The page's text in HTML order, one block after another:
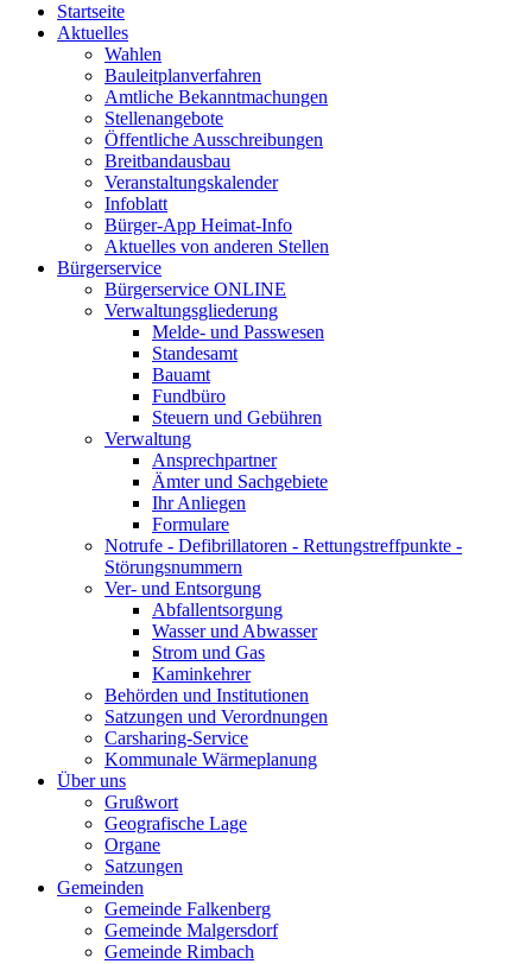
Startseite
Aktuelles
Wahlen
Bauleitplanverfahren
Amtliche Bekanntmachungen
Stellenangebote
Öffentliche Ausschreibungen
Breitbandausbau
Veranstaltungskalender
Infoblatt
Bürger-App Heimat-Info
Aktuelles von anderen Stellen
Bürgerservice
Bürgerservice ONLINE
Verwaltungsgliederung
Melde- und Passwesen
Standesamt
Bauamt
Fundbüro
Steuern und Gebühren
Verwaltung
Ansprechpartner
Ämter und Sachgebiete
Ihr Anliegen
Formulare
Notrufe - Defibrillatoren - Rettungstreffpunkte -
Störungsnummern
Ver- und Entsorgung
Abfallentsorgung
Wasser und Abwasser
Strom und Gas
Kaminkehrer
Behörden und Institutionen
Satzungen und Verordnungen
Carsharing-Service
Kommunale Wärmeplanung
Über uns
Grußwort
Geografische Lage
Organe
Satzungen
Gemeinden
Gemeinde Falkenberg
Gemeinde Malgersdorf
Gemeinde Rimbach